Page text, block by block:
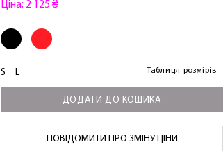
Ціна: 2 125 ₴
S L Таблиця розмірів
ДОДАТИ ДО КОШИКА
ПОВІДОМИТИ ПРО ЗМІНУ ЦІНИ